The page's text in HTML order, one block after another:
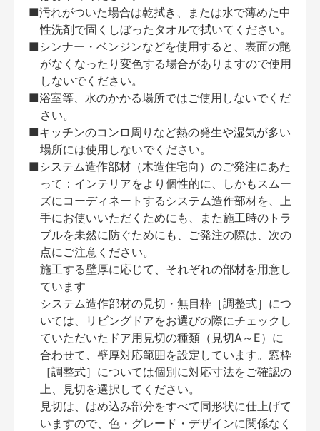
■汚れがついた場合は乾拭き、または水で薄めた中
性洗剤で固くしぼったタオルで拭いてください。
■シンナー・ベンジンなどを使用すると、表面の艶
がなくなったり変色する場合がありますので使用
しないでください。
■浴室等、水のかかる場所ではご使用しないでくだ
さい。
■キッチンのコンロ周りなど熱の発生や湿気が多い
場所には使用しないでください。
■システム造作部材（木造住宅向）のご発注にあた
って：インテリアをより個性的に、しかもスムー
ズにコーディネートするシステム造作部材を、上
手にお使いいただくためにも、また施工時のトラ
ブルを未然に防ぐためにも、ご発注の際は、次の
点にご注意ください。
施工する壁厚に応じて、それぞれの部材を用意し
ています
システム造作部材の見切・無目枠［調整式］につ
いては、リビングドアをお選びの際にチェックし
ていただいたドア用見切の種類（見切A～E）に
合わせて、壁厚対応範囲を設定しています。窓枠
［調整式］については個別に対応寸法をご確認の
上、見切を選択してください。
見切は、はめ込み部分をすべて同形状に仕上げて
いますので、色・グレード・デザインに関係なく